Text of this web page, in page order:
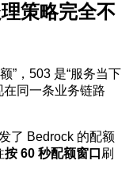
策略完全不
”，503 是“服务当下
在同一条业务链路
了 Bedrock 的配额
按 60 秒配额窗口 刷